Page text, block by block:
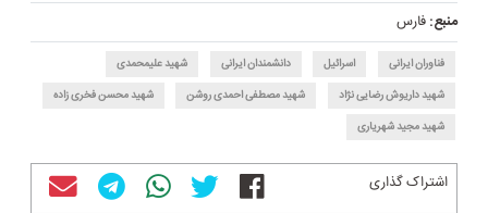
منبع:فارس
فناوران ایرانی اسرائیل دانشمندان ایرانی
شهید علیمحمدی
شهید داریوش رضایی نژاد
شهید مصطفی احمدی روشن
شهید محسن فخری زاده‌
شهید مجید شهریاری
اشتراک گذاری